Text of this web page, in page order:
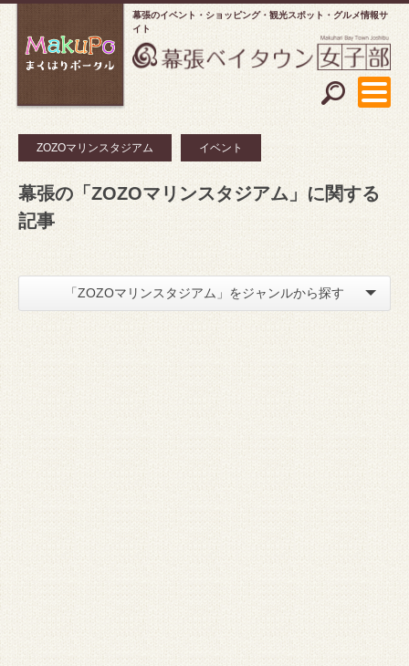
幕張のイベント・ショッピング
観光スポット・グルメ情報サ
イト
ZOZOマリンスタジアム イベント
幕張の「ZOZOマリンスタジアム」に関する
記事
「ZOZOマリンスタジアム」をジャンルから探す